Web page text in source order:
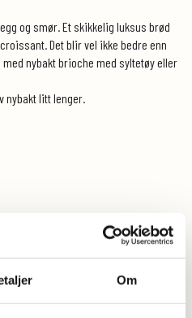
Om
og smør. Et skikkelig luksus brød
Det blir vel ikke bedre enn
nybakt brioche med syltetøy eller
nybakt litt lenger.